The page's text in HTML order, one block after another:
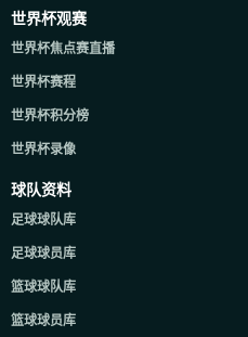
世界杯观赛
世界杯焦点赛直播
世界杯赛程
世界杯积分榜
世界杯录像
球队资料
足球球队库
足球球员库
篮球球队库
篮球球员库